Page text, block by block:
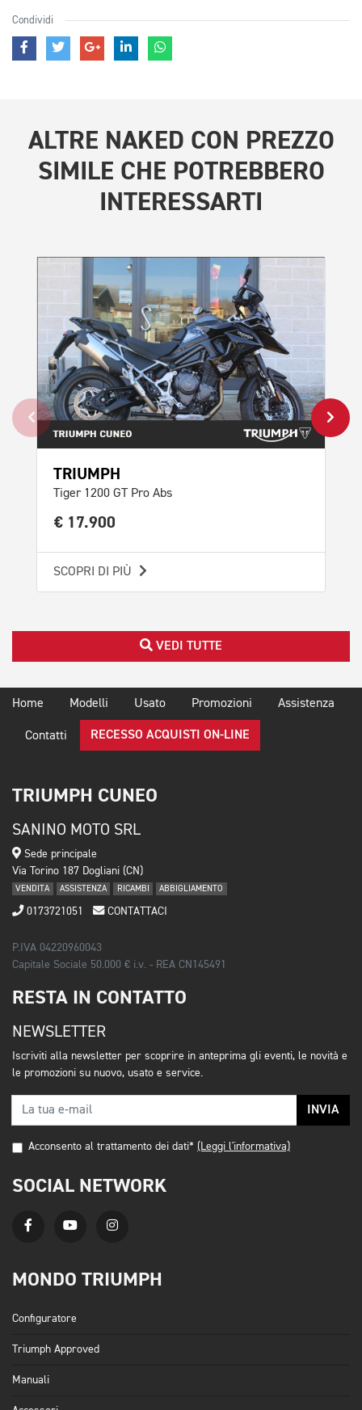
Condividi
ALTRE NAKED CON PREZZO
SIMILE CHE POTREBBERO
INTERESSARTI
TRIUMPH
Tiger 1200 GT Pro Abs
€ 17.900
SCOPRI DI PIÙ
VEDI TUTTE
Home Modelli Usato Promozioni Assistenza
Contatti RECESSO ACQUISTI ON-LINE
TRIUMPH CUNEO
SANINO MOTO SRL
Sede principale
Via Torino 187 Dogliani (CN)
VENDITA ASSISTENZA RICAMBI ABBIGLIAMENTO
0173721051 CONTATTACI
P.IVA 04220960043
Capitale Sociale 50.000 € i.v. - REA CN145491
RESTA IN CONTATTO
NEWSLETTER
Iscriviti alla newsletter per scoprire in anteprima gli eventi, le novità e
le promozioni su nuovo, usato e service.
INVIA
Acconsento al trattamento dei dati* (Leggi l'informativa)
SOCIAL NETWORK
MONDO TRIUMPH
Configuratore
Triumph Approved
Manuali